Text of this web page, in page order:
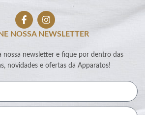
NOSSA NEWSLETTER
nossa newsletter e fique por dentro das
novidades e ofertas da Apparatos!